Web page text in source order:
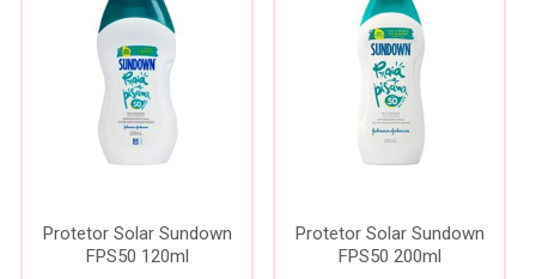
Protetor Solar Sundown
FPS50 120ml
Protetor Solar Sundown
FPS50 200ml